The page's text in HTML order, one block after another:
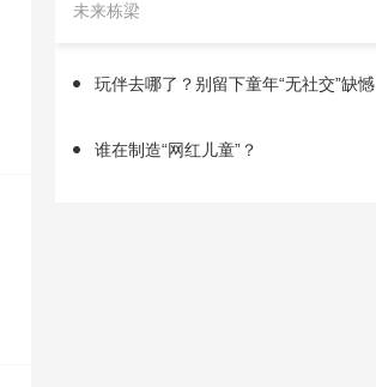
未来栋梁
玩伴去哪了？别留下童年“无社交”缺憾
谁在制造“网红儿童”？